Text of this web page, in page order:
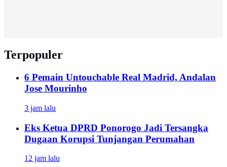
Terpopuler
6 Pemain Untouchable Real Madrid, Andalan
Jose Mourinho
3 jam lalu
Eks Ketua DPRD Ponorogo Jadi Tersangka
Dugaan Korupsi Tunjangan Perumahan
12 jam lalu